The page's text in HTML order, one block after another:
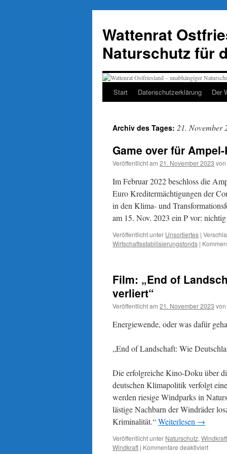
springen
Wattenrat
Naturschutz für
Start Datenschutzerklärung Der
Archiv des Tages: 21. November
Game over für
Veröffentlicht am 21. November 2023 von
Im Februar 2022 beschloss die
Euro Kreditermächtigungen der
in den Klima- und
am 15. Nov. 2023 ein P vor:
Veröffentlicht unter Unsortiertes |
Wirtschaftsstabilisierungsfonds |
Film: „End of
verliert“
Veröffentlicht am 21. November 2023 von
Energiewende, oder was dafür
„End of Landschaft: Wie
Die erfolgreiche Kino-Doku über
deutschen Klimapolitik verfolgt
werden riesige Windparks in
lästige Nachbarn der Windräder
Kriminalität.“Weiterlesen →
Veröffentlicht unter Naturschutz, Windkraft
Windkraft | Kommentare deaktiviertfür